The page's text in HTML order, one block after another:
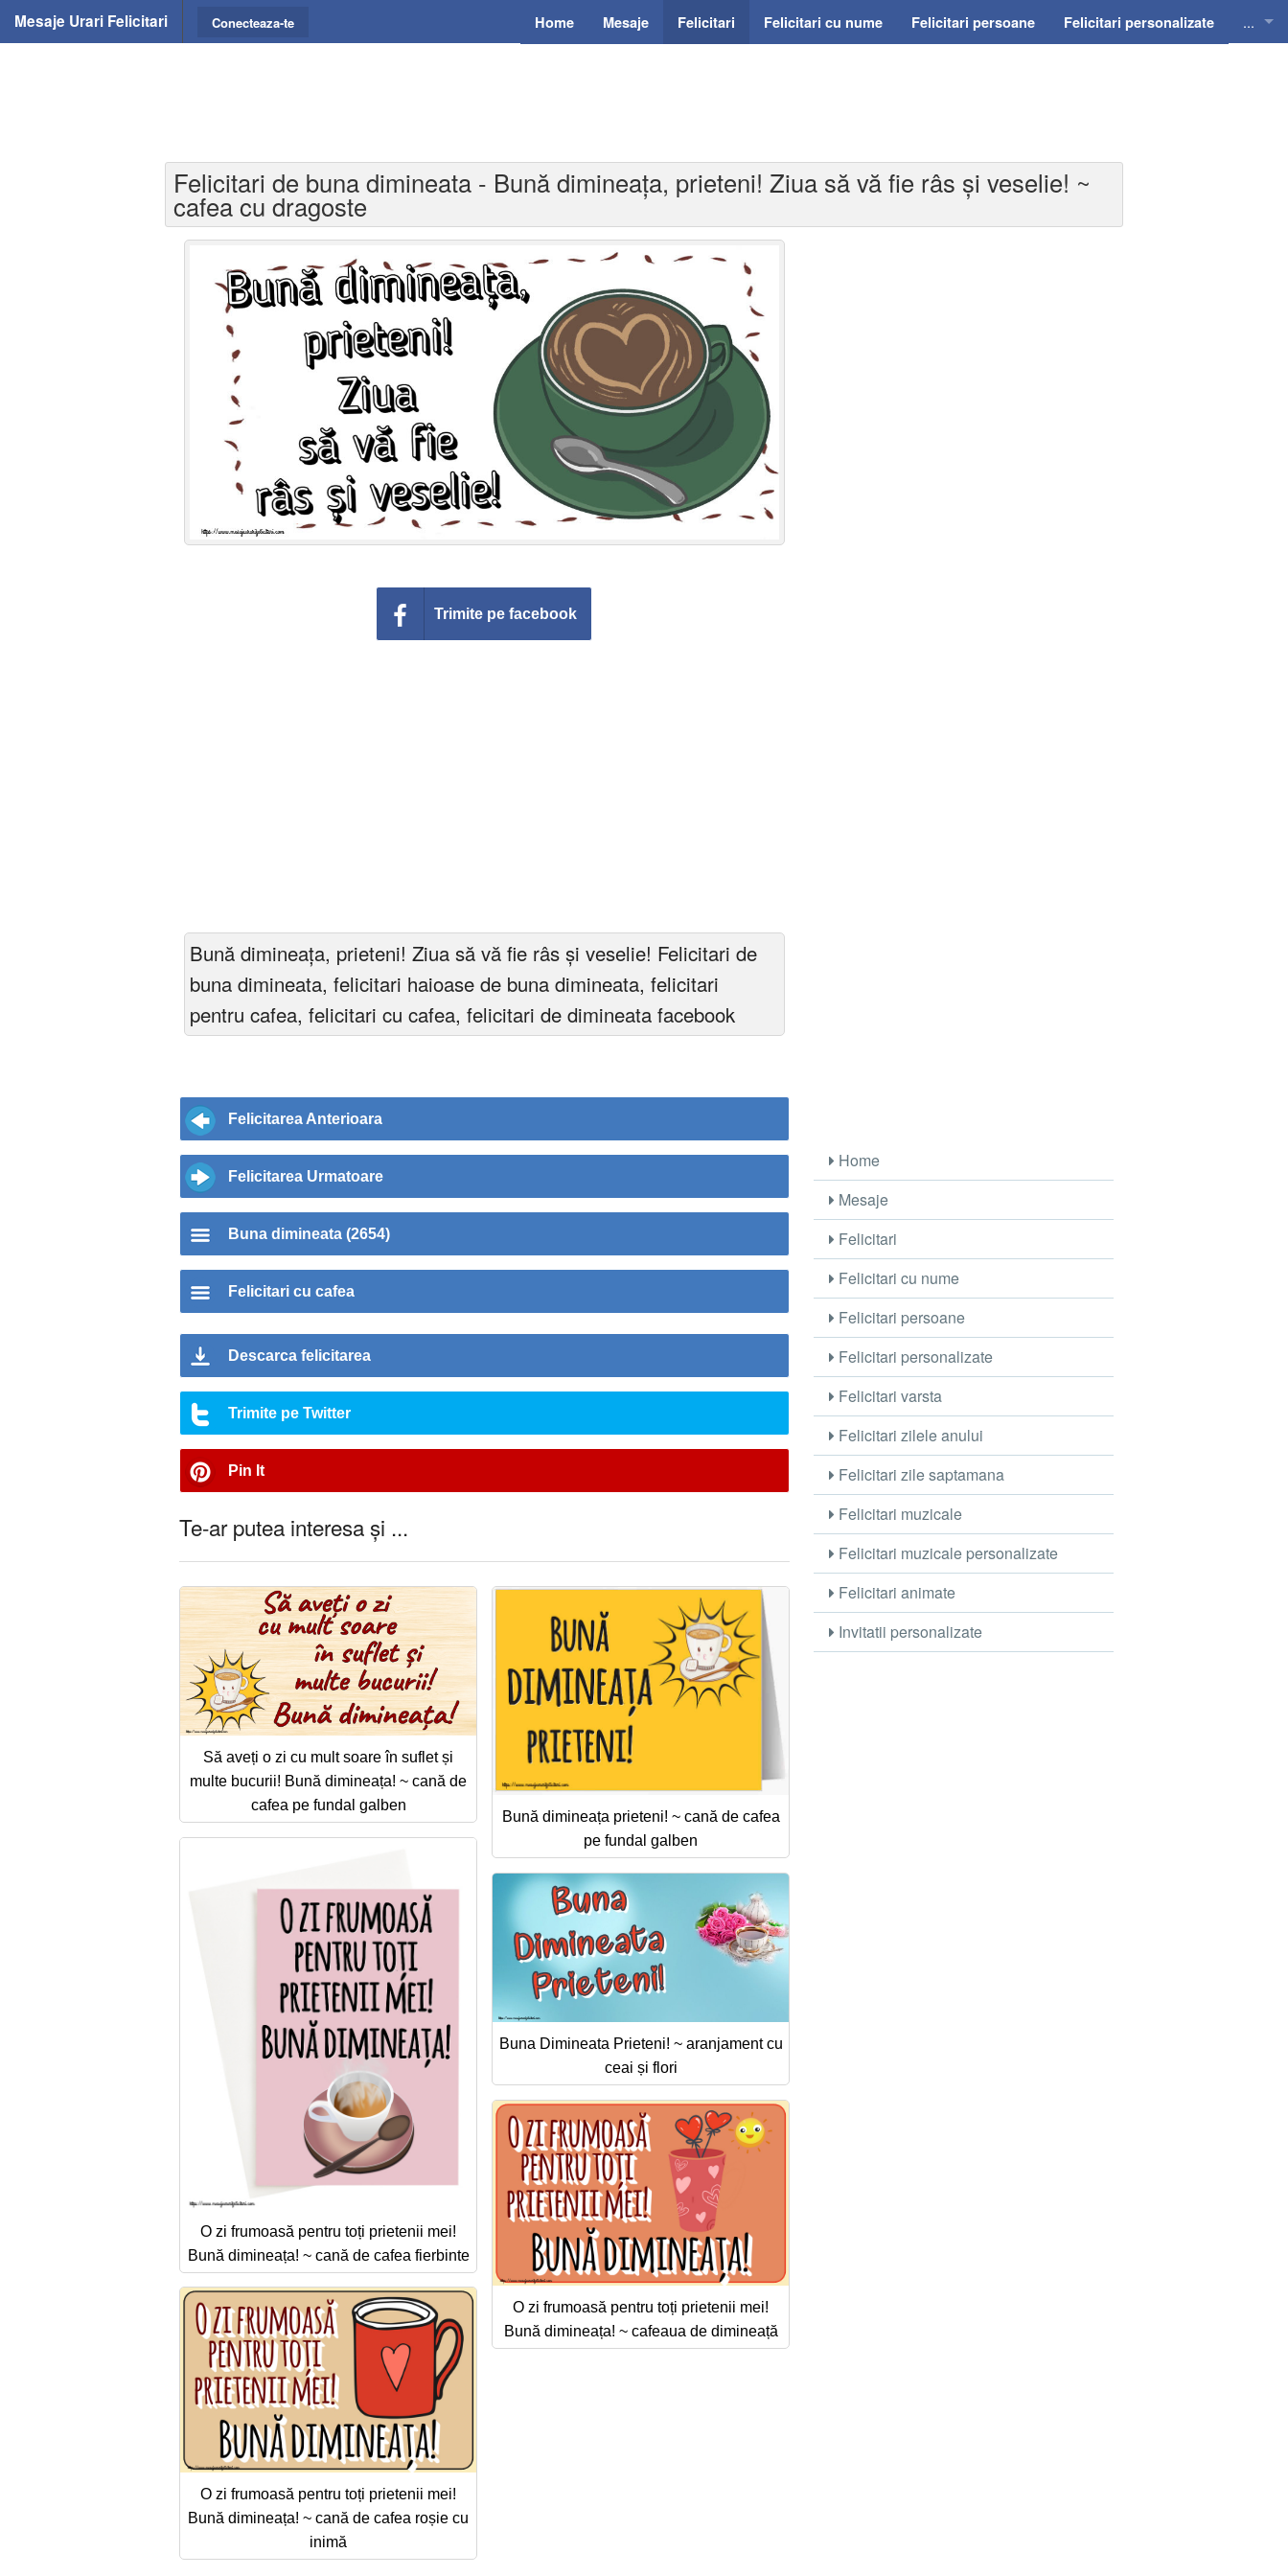
Mesaje Urari Felicitari Home Mesaje Felicitari Felicitari cu nume Felicitari persoane Felicitari personalizate ...
Conecteaza-te
Felicitari de buna dimineata - Bună dimineața, prieteni! Ziua să vă fie râs și veselie! ~
cafea cu dragoste
Trimite pe facebook
Bună dimineața, prieteni! Ziua să vă fie râs și veselie! Felicitari de
buna dimineata, felicitari haioase de buna dimineata, felicitari
pentru cafea, felicitari cu cafea, felicitari de dimineata facebook
Felicitarea Anterioara
Felicitarea Urmatoare
Buna dimineata (2654)
Felicitari cu cafea
Descarca felicitarea
Trimite pe Twitter
Pin It
Te-ar putea interesa și ...
Să aveți o zi cu mult soare în suflet și
multe bucurii! Bună dimineața! ~ cană de
cafea pe fundal galben
Bună dimineața prieteni! ~ cană de cafea
pe fundal galben
O zi frumoasă pentru toți prietenii mei!
Bună dimineața! ~ cană de cafea fierbinte
Buna Dimineata Prieteni! ~ aranjament cu
ceai și flori
O zi frumoasă pentru toți prietenii mei!
Bună dimineața! ~ cafeaua de dimineață
O zi frumoasă pentru toți prietenii mei!
Bună dimineața! ~ cană de cafea roșie cu
inimă
Home
Mesaje
Felicitari
Felicitari cu nume
Felicitari persoane
Felicitari personalizate
Felicitari varsta
Felicitari zilele anului
Felicitari zile saptamana
Felicitari muzicale
Felicitari muzicale personalizate
Felicitari animate
Invitatii personalizate